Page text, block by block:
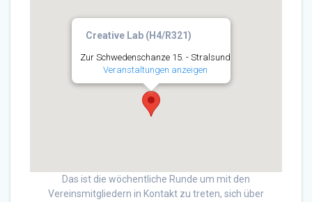
Creative Lab (H4/R321)
Zur Schwedenschanze 15. - Stralsund
Veranstaltungen anzeigen
Das ist die wöchentliche Runde um mit den
Vereinsmitgliedern in Kontakt zu treten, sich über